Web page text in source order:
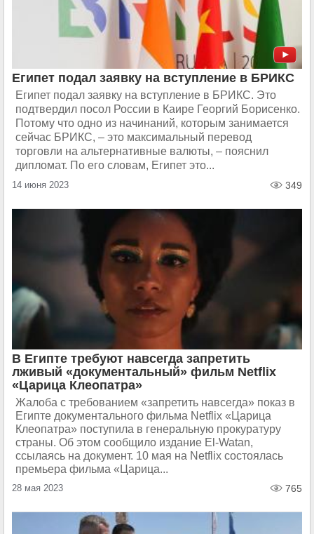
Египет подал заявку на вступление в БРИКС
Египет подал заявку на вступление в БРИКС. Это
подтвердил посол России в Каире Георгий Борисенко.
Потому что одно из начинаний, которым занимается
сейчас БРИКС, – это максимальный перевод
торговли на альтернативные валюты, – пояснил
дипломат. По его словам, Египет это...
14 июня 2023 349
В Египте требуют навсегда запретить
лживый «документальный» фильм Netflix
«Царица Клеопатра»
Жалоба с требованием «запретить навсегда» показ в
Египте документального фильма Netflix «Царица
Клеопатра» поступила в генеральную прокуратуру
страны. Об этом сообщило издание El-Watan,
ссылаясь на документ. 10 мая на Netflix состоялась
премьера фильма «Царица...
28 мая 2023 765